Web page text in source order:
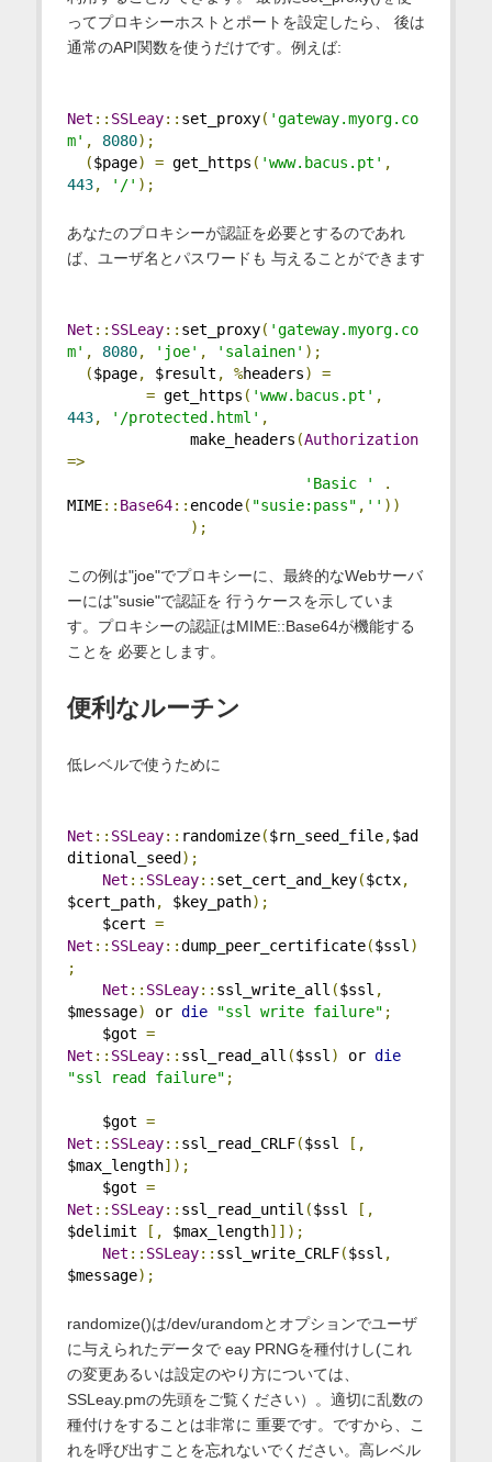
ってプロキシーホストとポートを設定したら、 後は
通常のAPI関数を使うだけです。例えば:
Net :: SSLeay:: set_proxy( 'gateway.myorg.co
m' , 8080);
($page) = get_https ( 'www.bacus.pt' ,
443, '/' );
あなたのプロキシーが認証を必要とするのであれ
ば、ユーザ名とパスワードも 与えることができます
Net :: SSLeay:: set_proxy( 'gateway.myorg.co
m' , 8080, 'joe' , 'salainen' );
($page, $result , %headers)
=
= get_https ( 'www.bacus.pt' ,
443, '/protected.html' ,
make_headers (Authorization
=>
'Basic '
.
MIME:: Base64:: encode( "susie:pass" , '' ))
);
この例は"joe"でプロキシーに、最終的なWebサーバ
ーには"susie"で認証を 行うケースを示していま
す。プロキシーの認証はMIME::Base64が機能する
ことを 必要とします。
便利なルーチン
低レベルで使うために
Net :: SSLeay:: randomize($rn_seed_file,$ad
ditional_seed );
Net :: SSLeay:: set_cert_and_key($ctx,
$cert_path, $key_path);
$cert =
Net :: SSLeay::dump_peer_certificate($ssl )
;
Net :: SSLeay:: ssl_write_all ($ssl ,
$message) or die "ssl write failure" ;
$got =
Net :: SSLeay:: ssl_read_all ($ssl ) or die
"ssl read failure" ;
$got =
Net :: SSLeay:: ssl_read_CRLF($ssl
[,
$max_length]);
$got =
Net :: SSLeay:: ssl_read_until ($ssl
[,
$delimit
[, $max_length]]);
Net :: SSLeay:: ssl_write_CRLF($ssl ,
$message);
randomize()は/dev/urandomとオプションでユーザ
に与えられたデータで eay PRNGを種付けし(これ
の変更あるいは設定のやり方については、
SSLeay.pmの先頭をご覧ください）。適切に乱数の
種付けをすることは非常に 重要です。ですから、こ
れを呼び出すことを忘れないでください。高レベル